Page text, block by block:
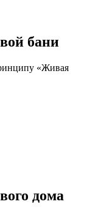
бани
«Живая
дома